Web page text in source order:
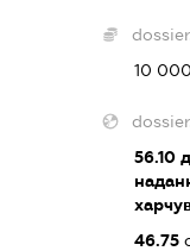
10
56.10
46.75